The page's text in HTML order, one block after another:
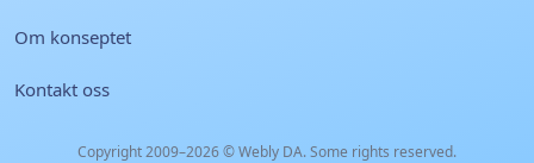
Om konseptet
Kontakt oss
Copyright 2009–2026 ©Webly DA. Some rights reserved.